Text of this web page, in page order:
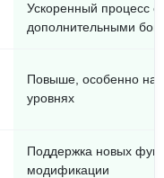
Ускоренный процесс с
дополнительными
Повыше, особенно на
уровнях
Поддержка новых
модификации